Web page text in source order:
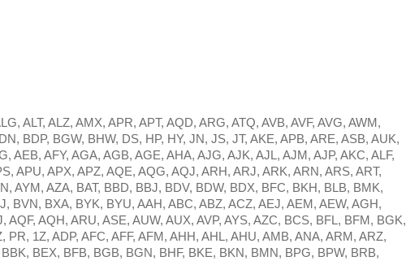
ALT, ALZ, AMX, APR, APT, AQD, ARG, ATQ, AVB, AVF, AVG, AWM,
BDP, BGW, BHW, DS, HP, HY, JN, JS, JT, AKE, APB, ARE, ASB, AUK,
AEB, AFY, AGA, AGB, AGE, AHA, AJG, AJK, AJL, AJM, AJP, AKC, ALF,
APU, APX, APZ, AQE, AQG, AQJ, ARH, ARJ, ARK, ARN, ARS, ART,
AYM, AZA, BAT, BBD, BBJ, BDV, BDW, BDX, BFC, BKH, BLB, BMK,
BVN, BXA, BYK, BYU, AAH, ABC, ABZ, ACZ, AEJ, AEM, AEW, AGH,
AQF, AQH, ARU, ASE, AUW, AUX, AVP, AYS, AZC, BCS, BFL, BFM, BGK,
1Z, ADP, AFC, AFF, AFM, AHH, AHL, AHU, AMB, ANA, ARM, ARZ,
BBK, BEX, BFB, BGB, BGN, BHF, BKE, BKN, BMN, BPG, BPW, BRB,